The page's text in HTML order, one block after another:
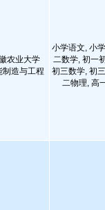
农业大学
制造与工程
小学语文, 小
二数学, 初一
初三数学, 初
二物理, 高